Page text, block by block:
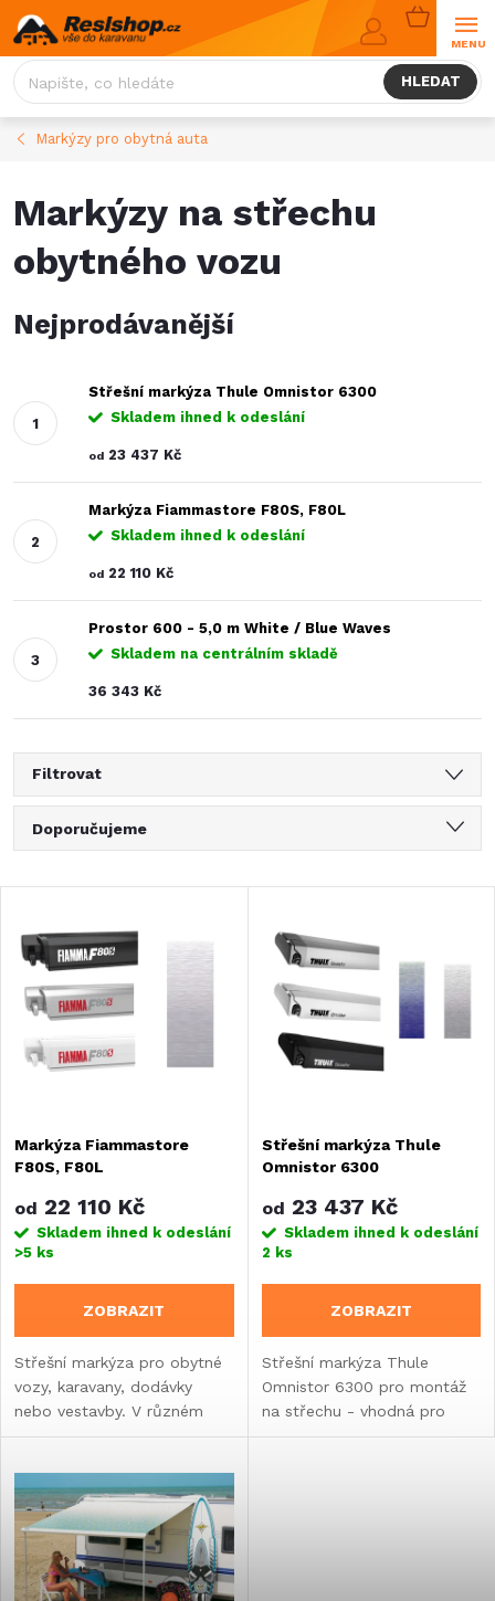
Přejít
na
obsah
HLEDAT
NÁKUPNÍ
KOŠÍK
Markýzy pro obytná auta
Markýzy na střechu
obytného vozu
Nejprodávanější
Střešní markýza Thule Omnistor 6300
Skladem ihned k odeslání
od 23 437 Kč
Markýza Fiammastore F80S, F80L
Skladem ihned k odeslání
od 22 110 Kč
Prostor 600 - 5,0 m White / Blue Waves
Skladem na centrálním skladě
36 343 Kč
Filtrovat
Ř
a
z
e
n
p
r
o
d
u
k
t
ů
Doporučujeme
Nejprodávanější
Abecedně
ý
p
s
p
r
o
d
u
k
t
ů
Markýza Fiammastore
F80S, F80L
od 22 110 Kč
Skladem ihned k odeslání
>5 ks
ZOBRAZIT
Střešní markýza pro obytné
vozy, karavany, dodávky
nebo vestavby. V různém
barevném provedení plátna
rozměry.
Střešní markýza Thule
Omnistor 6300
od 23 437 Kč
Skladem ihned k odeslání
2 ks
ZOBRAZIT
Střešní markýza Thule
Omnistor 6300 pro montáž
na střechu - vhodná pro
dodávky, karavany a obytná